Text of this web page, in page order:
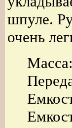
шпуле.
очень